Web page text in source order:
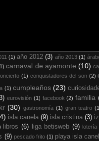
(1) año 2012 (3) año 2013 (1)
carnaval de ayamonte (10)
(1) conquistadores del son (2)
(1) cumpleaños (23)
eurovisión (1) facebook (2) familia
(30) gastronomía (1) gran teatro
isla canela (9) isla cristina (3)
libros (6) liga betisweb (9) lotería
(9) pescado frito (1) playa isla